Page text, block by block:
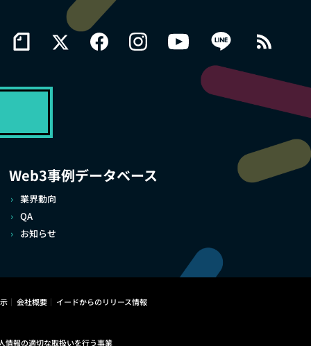
Web3事例データベース
業界動向
QA
お知らせ
会社概要 イードからのリリース情報
情報の適切な取扱いを行う事業